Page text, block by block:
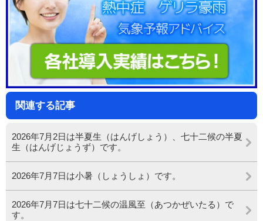
関連する記事
2026年7月2日は半夏生（はんげしょう）、七十二候の半夏
生（はんげじょうず）です。
2026年7月7日は小暑（しょうしょ）です。
2026年7月7日は七十二候の温風至（あつかぜいたる）で
す。